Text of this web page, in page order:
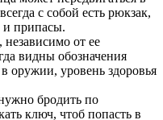
с собой есть рюкзак,
и припасы.
от ее
видны обозначения
оружии, уровень здоровья
бродить по
ключ, чтоб попасть в